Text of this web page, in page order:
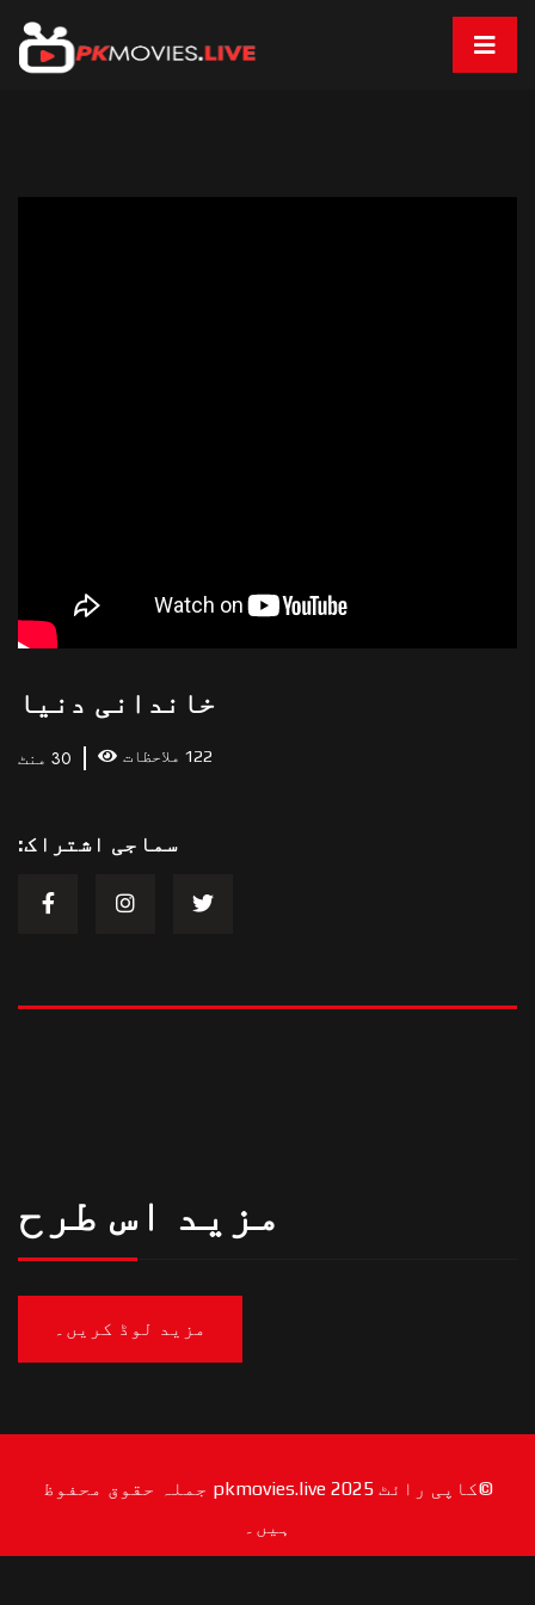
خاندانی دنیا
30 منٹ 122 ملاحظات
سماجی اشتراک:
مزید اس طرح
مزید لوڈ کریں۔
©کاپی رائٹ 2025 pkmovies.live جملہ حقوق محفوظ
ہیں۔